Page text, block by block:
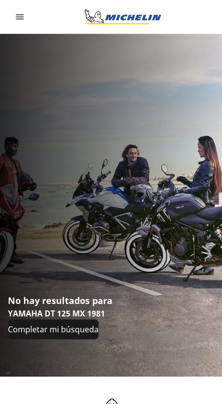
No hay resultados para
YAMAHA DT 125 MX 1981
Completar mi búsqueda